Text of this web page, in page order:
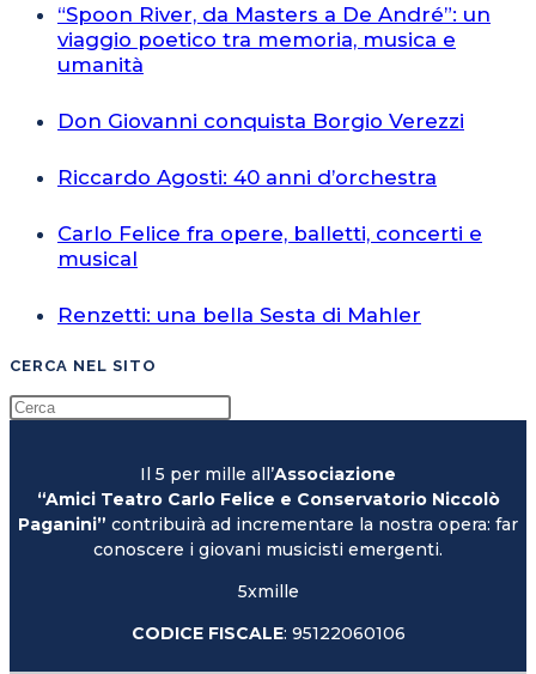
“Spoon River, da Masters a De André”: un
viaggio poetico tra memoria, musica e
umanità
Don Giovanni conquista Borgio Verezzi
Riccardo Agosti: 40 anni d’orchestra
Carlo Felice fra opere, balletti, concerti e
musical
Renzetti: una bella Sesta di Mahler
CERCA NEL SITO
Il 5 per mille all’Associazione
“Amici Teatro Carlo Felice e Conservatorio Niccolò
Paganini” contribuirà ad incrementare la nostra opera: far
conoscere i giovani musicisti emergenti.
5xmille
CODICE FISCALE: 95122060106